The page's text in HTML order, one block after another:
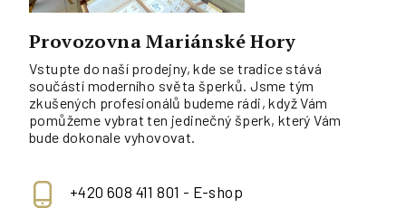
Provozovna Mariánské Hory
Vstupte do naší prodejny, kde se tradice stává
součástí moderního světa šperků. Jsme tým
zkušených profesionálů budeme rádi, když Vám
pomůžeme vybrat ten jedinečný šperk, který Vám
bude dokonale vyhovovat.
+420 608 411 801 - E-shop